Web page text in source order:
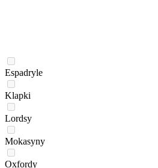
Espadryle
Klapki
Lordsy
Mokasyny
Oxfordy